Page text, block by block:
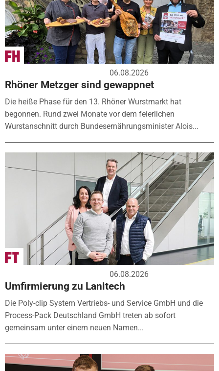
06.08.2026
Rhöner Metzger sind gewappnet
Die heiße Phase für den 13. Rhöner Wurstmarkt hat
begonnen. Rund zwei Monate vor dem feierlichen
Wurstanschnitt durch Bundesernährungsminister Alois...
06.08.2026
Umfirmierung zu Lanitech
Die Poly-clip System Vertriebs- und Service GmbH und die
Process-Pack Deutschland GmbH treten ab sofort
gemeinsam unter einem neuen Namen...